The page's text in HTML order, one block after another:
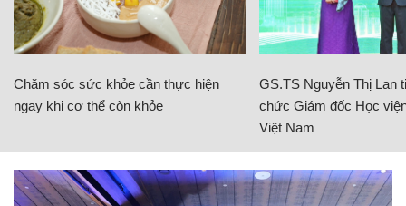
Chăm sóc sức khỏe cần thực hiện
ngay khi cơ thể còn khỏe
GS.TS Nguyễn Thị Lan
chức Giám đốc Học
Việt Nam